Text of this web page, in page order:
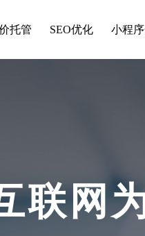
托管 SEO优化 小程
联网